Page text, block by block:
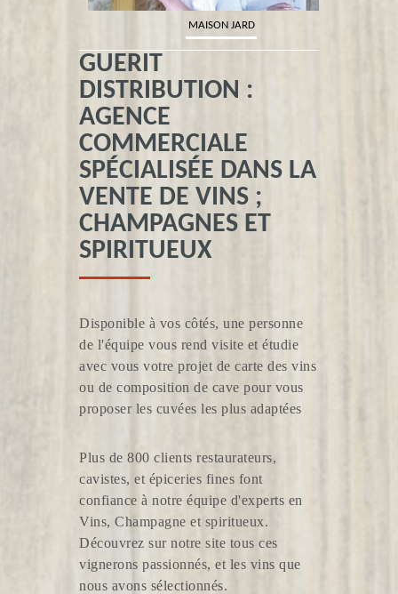
VIGNOBLE MAULUN
MAISON SAGET LA PERRIÈRE
GUERIT
DISTRIBUTION :
AGENCE
COMMERCIALE
SPÉCIALISÉE DANS LA
VENTE DE VINS ;
CHAMPAGNES ET
SPIRITUEUX
Disponible à vos côtés, une personne
de l'équipe vous rend visite et étudie
avec vous votre projet de carte des vins
ou de composition de cave pour vous
proposer les cuvées les plus adaptées
Plus de 800 clients restaurateurs,
cavistes, et épiceries fines font
confiance à notre équipe d'experts en
Vins, Champagne et spiritueux.
Découvrez sur notre site tous ces
vignerons passionnés, et les vins que
nous avons sélectionnés.